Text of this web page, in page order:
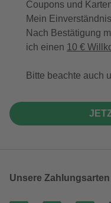
Coupons und
Mein
Nach Bestätigung
ich einen 10 €
Bitte beachte auch
Unsere Zahlungsarten